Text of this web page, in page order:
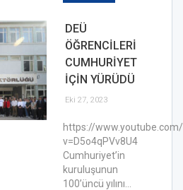
DEÜ
ÖĞRENCİLERİ
CUMHURİYET
İÇİN YÜRÜDÜ
Eki 27, 2023
https://
v=D5o4qPVv8U4
Cumhuriyet’in
kuruluşunun
100’üncü yılını…